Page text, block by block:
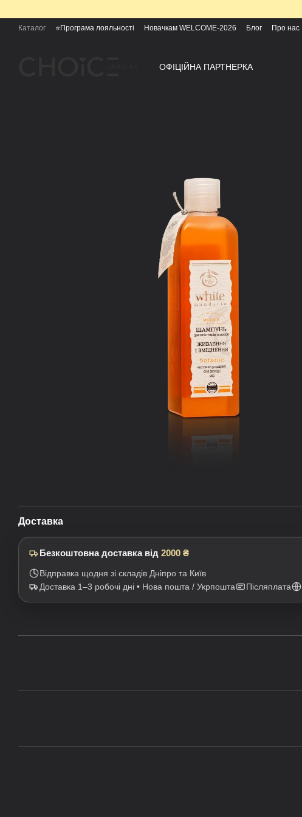
Каталог ⭐Програма лояльності Новачкам WELCOME-2026 Блог Про нас
ОФІЦІЙНА ПАРТНЕРКА
Доставка
Безкоштовна доставка від 2000 ₴
Відправка щодня зі складів Дніпро та Київ
Доставка 1–3 робочі дні • Нова пошта / Укрпошта
Післяплата